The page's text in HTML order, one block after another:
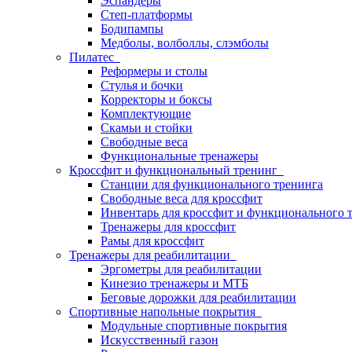
Степ-платформы
Бодипампы
Медболы, волболлы, слэмболы
Пилатес
Реформеры и столы
Стулья и бочки
Корректоры и боксы
Комплектующие
Скамьи и стойки
Свободные веса
Функциональные тренажеры
Кроссфит и функциональный тренинг
Станции для функционального тренинга
Свободные веса для кроссфит
Инвентарь для кроссфит и функционального
Тренажеры для кроссфит
Рамы для кроссфит
Тренажеры для реабилитации
Эргометры для реабилитации
Кинезио тренажеры и МТБ
Беговые дорожки для реабилитации
Спортивные напольные покрытия
Модульные спортивные покрытия
Искусственный газон